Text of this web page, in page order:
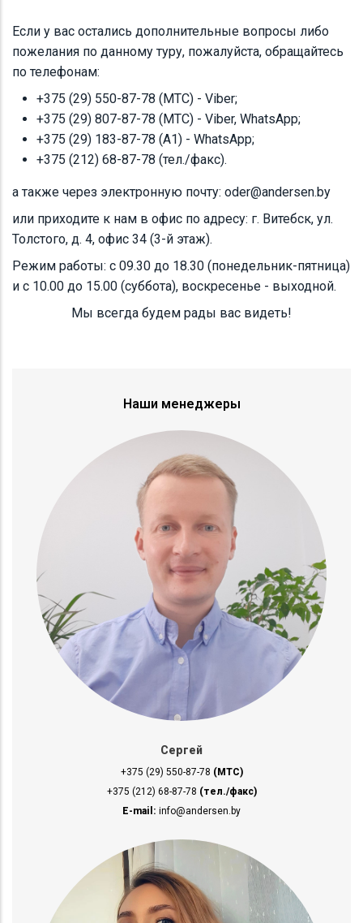
Если у вас остались дополнительные вопросы либо
пожелания по данному туру, пожалуйста, обращайтесь
по телефонам:
+375 (29) 550-87-78 (МТС) - Viber;
+375 (29) 807-87-78 (МТС) - Viber, WhatsApp;
+375 (29) 183-87-78 (А1) - WhatsApp;
+375 (212) 68-87-78 (тел./факс).
а также через электронную почту: oder@andersen.by
или приходите к нам в офис по адресу: г. Витебск, ул.
Толстого, д. 4, офис 34 (3-й этаж).
Режим работы: с 09.30 до 18.30 (понедельник-пятница)
и с 10.00 до 15.00 (суббота), воскресенье - выходной.
Мы всегда будем рады вас видеть!
Наши менеджеры
Сергей
+375 (29) 550-87-78 (МТС)
+375 (212) 68-87-78 (тел./факс)
E-mail: info@andersen.by